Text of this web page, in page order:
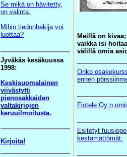
Se mikä on hävitetty,
on valinta.
Mihin tiedonhakija voi
luottaa?
Jyväkäs kesäkuussa
1998:
Keskisuomalainen
viivästytti
pienosakkaiden
valtakirjojen
keruuilmoitusta.
Kirjoita!
Meillä on kivaa;
vaikka isi
välillä omia
Onko
ennen
Fiotele Oy:n
Esitetyt
kestämättömät.